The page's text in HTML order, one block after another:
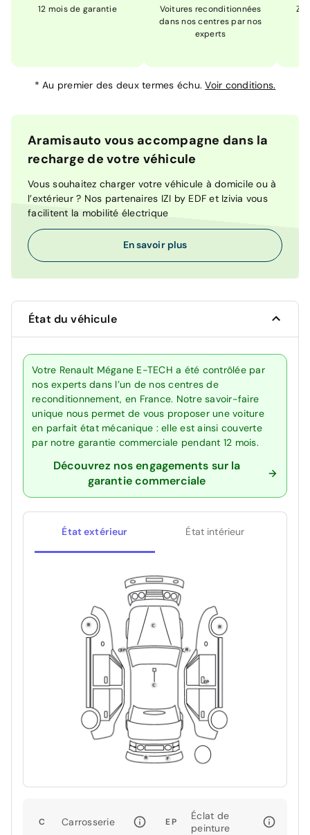
12 mois de garantie
Voitures reconditionnées
dans nos centres par nos
experts
*Au premier des deux termes échu.Voir conditions.
Aramisauto vous accompagne dans la
recharge de votre véhicule
Vous souhaitez charger votre véhicule à domicile ou à
l’extérieur ? Nos partenaires IZI by EDF et Izivia vous
facilitent la mobilité électrique
En savoir plus
État du véhicule
Votre Renault Mégane E-TECH a été contrôlée par
nos experts dans l’un de nos centres de
reconditionnement, en France. Notre savoir-faire
unique nous permet de vous proposer une voiture
en parfait état mécanique : elle est ainsi couverte
par notre garantie commerciale pendant 12 mois.
Découvrez nos engagements sur la
garantie commerciale
État extérieur État intérieur
C Carrosserie EP
Éclat de
peinture